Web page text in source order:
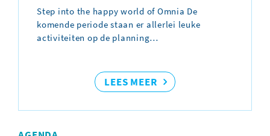
Step into the happy world of Omnia De
komende periode staan er allerlei leuke
activiteiten op de planning…
LEES MEER